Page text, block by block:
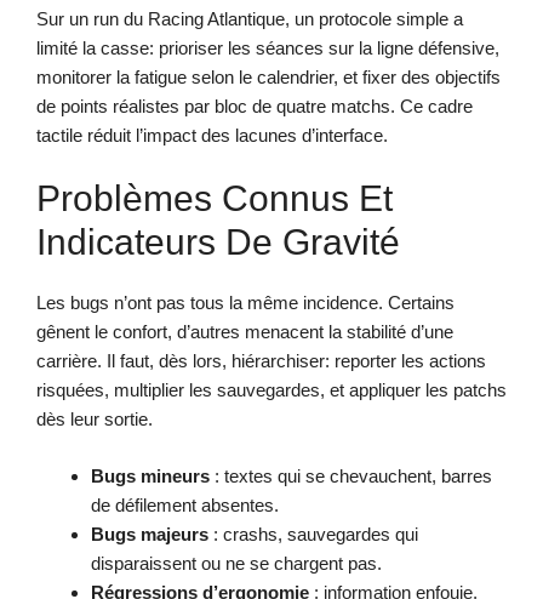
Sur un run du Racing Atlantique, un protocole simple a
limité la casse: prioriser les séances sur la ligne défensive,
monitorer la fatigue selon le calendrier, et fixer des objectifs
de points réalistes par bloc de quatre matchs. Ce cadre
tactile réduit l’impact des lacunes d’interface.
Problèmes Connus Et
Indicateurs De Gravité
Les bugs n’ont pas tous la même incidence. Certains
gênent le confort, d’autres menacent la stabilité d’une
carrière. Il faut, dès lors, hiérarchiser: reporter les actions
risquées, multiplier les sauvegardes, et appliquer les patchs
dès leur sortie.
Bugs mineurs : textes qui se chevauchent, barres
de défilement absentes.
Bugs majeurs : crashs, sauvegardes qui
disparaissent ou ne se chargent pas.
Régressions d’ergonomie : information enfouie,